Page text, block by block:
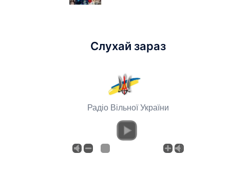
Слухай зараз
Радіо Вільної України